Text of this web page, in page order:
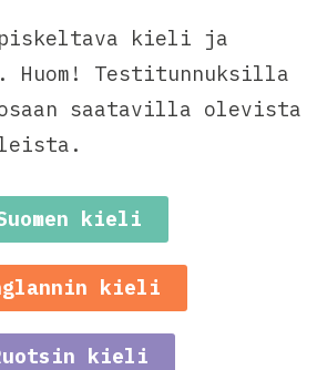
kieli ja
Testitunnuksilla
saatavilla olevista
kieli
kieli
kieli